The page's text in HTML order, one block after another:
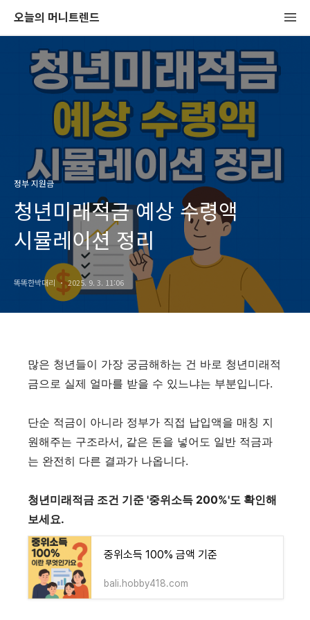
오늘의 머니트렌드
정부 지원금
청년미래적금 예상 수령액
시뮬레이션 정리
똑똑한박대리 2025. 9. 3. 11:06
많은 청년들이 가장 궁금해하는 건 바로 청년미래적
금으로 실제 얼마를 받을 수 있느냐는 부분입니다.
단순 적금이 아니라 정부가 직접 납입액을 매칭 지
원해주는 구조라서, 같은 돈을 넣어도 일반 적금과
는 완전히 다른 결과가 나옵니다.
청년미래적금 조건 기준 '중위소득 200%'도 확인해
보세요.
중위소득 100% 금액 기준
bali.hobby418.com